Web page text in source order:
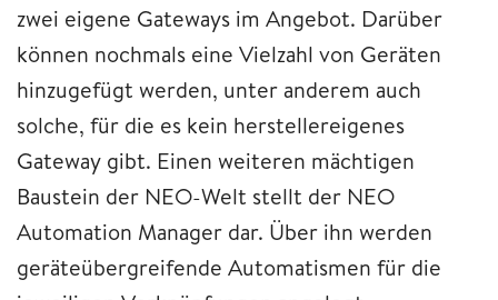
zwei eigene Gateways im Angebot. Darüber
können nochmals eine Vielzahl von Geräten
hinzugefügt werden, unter anderem auch
solche, für die es kein herstellereigenes
Gateway gibt. Einen weiteren mächtigen
Baustein der NEO-Welt stellt der NEO
Automation Manager dar. Über ihn werden
geräteübergreifende Automatismen für die